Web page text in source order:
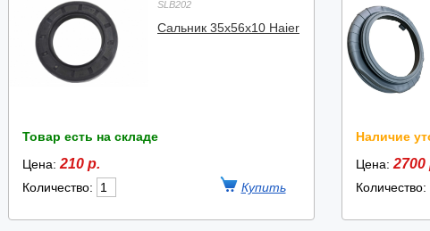
SLB202
Сальник 35х56х10 Haier
Товар есть на складе
Цена: 210 р.
Количество:
Наличие
Цена: 2700
Количество: